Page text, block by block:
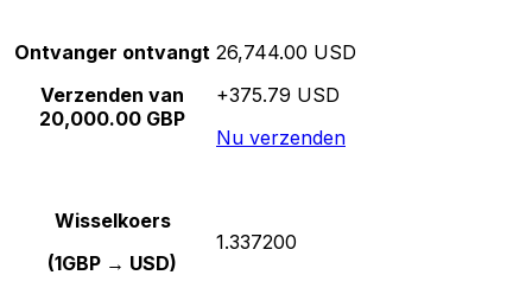
Ontvanger ontvangt
Verzenden van
20,000.00 GBP
26,744.00 USD
+375.79 USD
Nu verzenden
Wisselkoers
(1GBP → USD)
1.337200